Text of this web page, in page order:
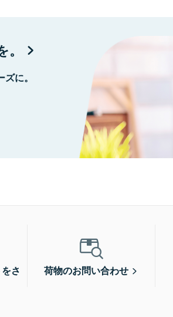
に。
さ
荷物のお問い合わせ